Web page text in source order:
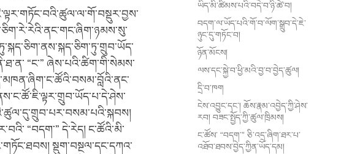
ཡིད་མི་ཚིམས་པའི་བདེ་བ་ཉི་ཚེ་བ།
བདག་ལ་ཡོད་པའི་གོ་བ་ལོག་སྒྲུབ་དེ་ཇེ་
ཉུང་དུ་གཏོང་བ།
ཉོན་མོངས།
ལས་དང་སྐྱེ་བ་ཕྱི་མའི་བྱ་བ་བྱེད་ཚུལ།
དྲི་བ་ཁག
ངེས་འབྱུང་དང་། ཆོས་རྣམ་འབྱེད་ཀྱི་ཤེས་
རབ། བཟང་སྤྱོད་ཀྱི་ཚུལ་ཁྲིམས།
ང་ཚོས་ “བདག་” ཅི་འདྲ་ཞིག་ཐར་པ་
འཐོབ་ཐབས་བྱེད་ཀྱིན་ཡོད་དམ།
“ང་” ཞེས་པའི་ཚིག་གི་སེམས་
“བདག་” དེ་རེད། ང་ཚོའི་མི་
སྡུག་བསྔལ་དང་དཀའ་